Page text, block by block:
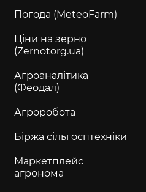
Погода (MeteoFarm)
Ціни на зерно
(Zernotorg.ua)
Агроаналітика
(Феодал)
Агроробота
Біржа сільгосптехніки
Маркетплейс
агронома